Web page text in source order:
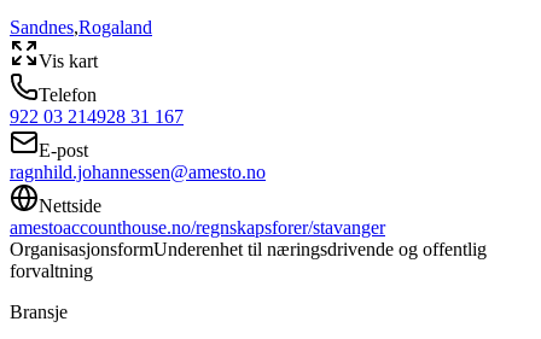
Sandnes,Rogaland
Vis kart
Telefon
922 03 214928 31 167
E-post
ragnhild.johannessen@amesto.no
Nettside
amestoaccounthouse.no/regnskapsforer/stavanger
OrganisasjonsformUnderenhet til næringsdrivende og offentlig
forvaltning
Bransje